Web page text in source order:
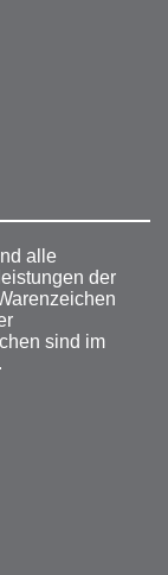
alle
der
sind im